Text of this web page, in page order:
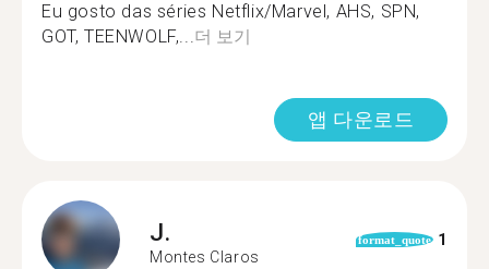
Eu gosto das séries Netflix/Marvel, AHS, SPN,
GOT, TEENWOLF,...더 보기
앱 다운로드
J.
Montes Claros
format_quote 1